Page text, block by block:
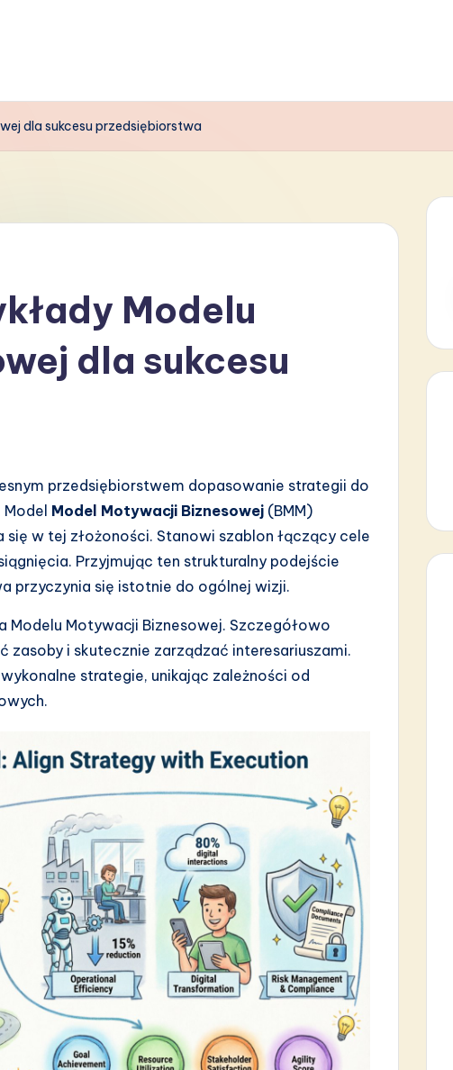
dla sukcesu przedsiębiorstwa
Modelu
dla sukcesu
przedsiębiorstwem dopasowanie strategii do
Model Motywacji Biznesowej (BMM)
w tej złożoności. Stanowi szablon łączący cele
Przyjmując ten strukturalny podejście
przyczynia się istotnie do ogólnej wizji.
Motywacji Biznesowej. Szczegółowo
i skutecznie zarządzać interesariuszami.
strategie, unikając zależności od